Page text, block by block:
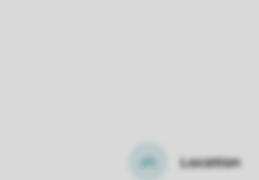
Location